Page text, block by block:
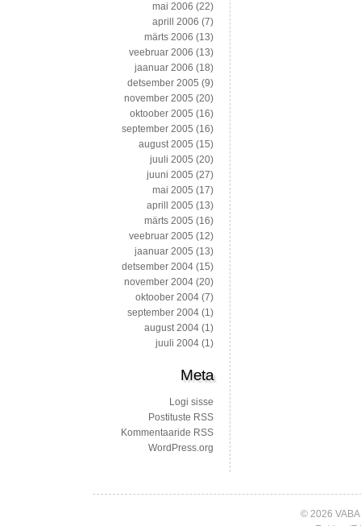
mai 2006 (22)
aprill 2006 (7)
märts 2006 (13)
veebruar 2006 (13)
jaanuar 2006 (18)
detsember 2005 (9)
november 2005 (20)
oktoober 2005 (16)
september 2005 (16)
august 2005 (15)
juuli 2005 (20)
juuni 2005 (27)
mai 2005 (17)
aprill 2005 (13)
märts 2005 (16)
veebruar 2005 (12)
jaanuar 2005 (13)
detsember 2004 (15)
november 2004 (20)
oktoober 2004 (7)
september 2004 (1)
august 2004 (1)
juuli 2004 (1)
Meta
Logi sisse
Postituste RSS
Kommentaaride RSS
WordPress.org
© 2026